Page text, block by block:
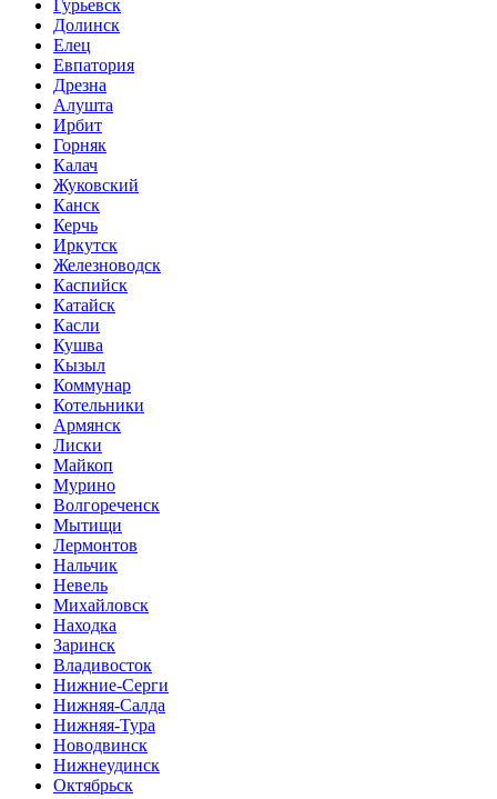
Гурьевск
Долинск
Елец
Евпатория
Дрезна
Алушта
Ирбит
Горняк
Калач
Жуковский
Канск
Керчь
Иркутск
Железноводск
Каспийск
Катайск
Касли
Кушва
Кызыл
Коммунар
Котельники
Армянск
Лиски
Майкоп
Мурино
Волгореченск
Мытищи
Лермонтов
Нальчик
Невель
Михайловск
Находка
Заринск
Владивосток
Нижние-Серги
Нижняя-Салда
Нижняя-Тура
Новодвинск
Нижнеудинск
Октябрьск